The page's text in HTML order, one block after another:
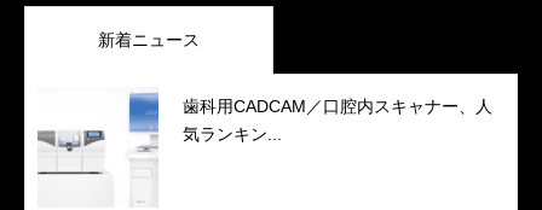
新着ニュース
歯科用CADCAM／口腔内スキャナー、人
気ランキン...